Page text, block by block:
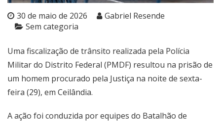
30 de maio de 2026
Gabriel Resende
Sem categoria
Uma fiscalização de trânsito realizada pela Polícia
Militar do Distrito Federal (PMDF) resultou na prisão de
um homem procurado pela Justiça na noite de sexta-
feira (29), em Ceilândia.
A ação foi conduzida por equipes do Batalhão de